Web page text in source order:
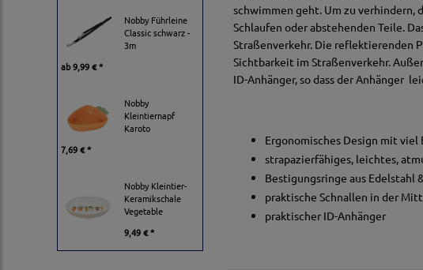
Nobby Führleine
Classic schwarz -
3m
ab9,99 € *
Nobby
Kleintiernapf
Karoto
7,69 € *
Nobby Kleintier-
Keramikschale
Vegetable
9,49 € *
schwimmen geht. Um zu verhindern,
Schlaufen oder abstehenden Teile.
Straßenverkehr. Die reflektierenden
Sichtbarkeit im Straßenverkehr.
ID-Anhänger, so dass der Anhänger
Ergonomisches Design mit
strapazierfähiges, leichtes,
Bestigungsringe aus Edelstahl
praktische Schnallen in der
praktischer ID-Anhänger